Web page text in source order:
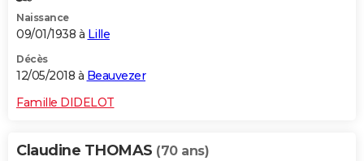
Naissance
09/01/1938 à Lille
Décès
12/05/2018 à Beauvezer
Famille DIDELOT
Claudine THOMAS (70 ans)